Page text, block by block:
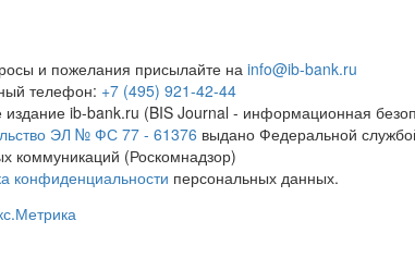
и пожелания присылайте на info@ib-bank.ru
телефон: +7 (495) 921-42-44
издание ib-bank.ru (BIS Journal - информационная
ЭЛ № ФС 77 - 61376 выдано Федеральной
коммуникаций (Роскомнадзор)
конфиденциальности персональных данных.